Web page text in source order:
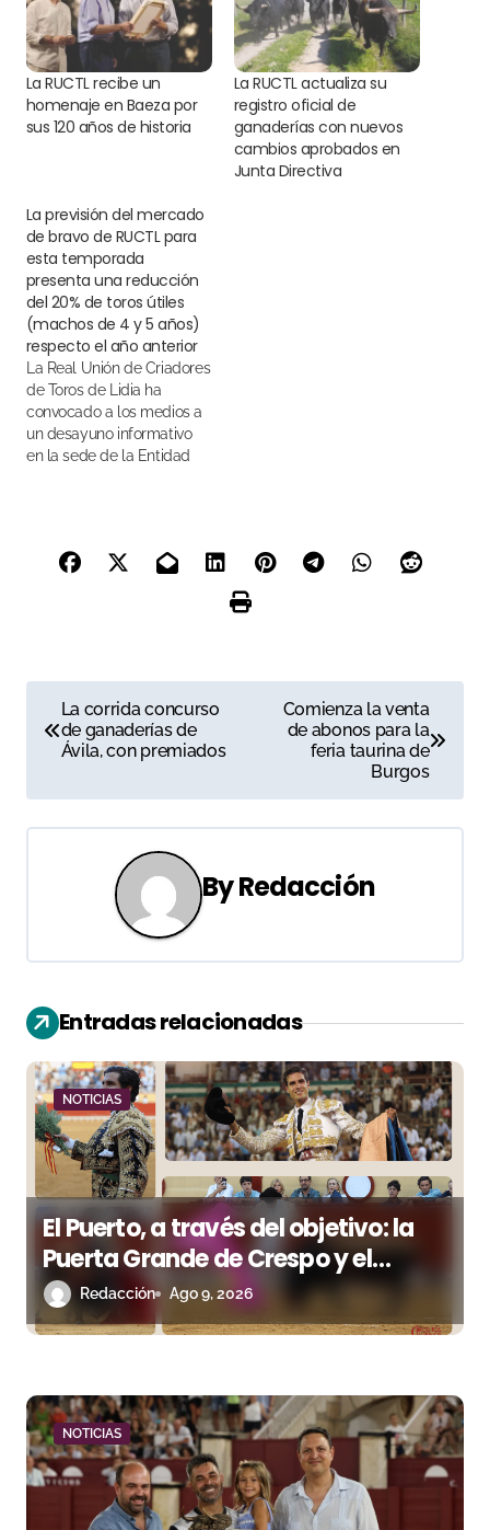
La RUCTL recibe un
homenaje en Baeza por
sus 120 años de historia
La RUCTL actualiza su
registro oficial de
ganaderías con nuevos
cambios aprobados en
Junta Directiva
La previsión del mercado
de bravo de RUCTL para
esta temporada
presenta una reducción
del 20% de toros útiles
(machos de 4 y 5 años)
respecto el año anterior
de Toros de Lidia ha
convocado a los medios a
un desayuno informativo
en la sede de la Entidad
a
v
e
c
i
ó
n
d
e
e
n
t
a
d
La corrida concurso
de ganaderías de
Ávila, con premiados
Comienza la venta
de abonos para la
feria taurina de
Burgos
ByRedacción
Entradas relacionadas
NOTICIAS
El Puerto, a través del objetivo: la
Puerta Grande de Crespo y el
aroma de Morante
Redacción Ago 9, 2026
NOTICIAS